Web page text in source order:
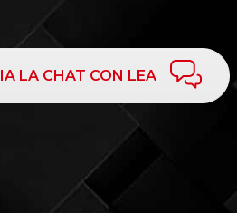
LA CHAT CON LEA